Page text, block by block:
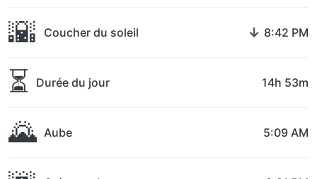
🌇 Coucher du soleil ↓ 8:42 PM
⏳ Durée du jour 14h 53m
🌄 Aube 5:09 AM